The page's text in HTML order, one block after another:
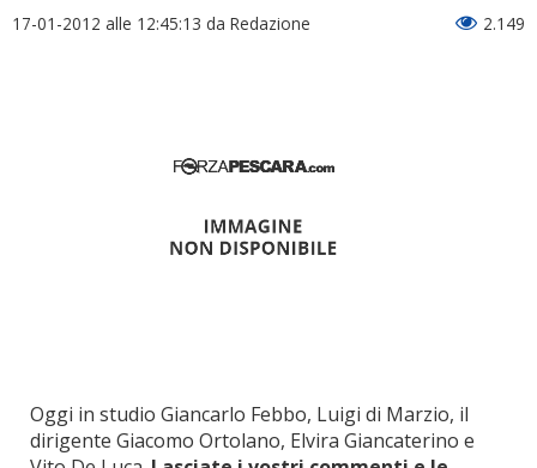
17-01-2012 alle 12:45:13 da Redazione 2.149
Oggi in studio Giancarlo Febbo, Luigi di Marzio, il
dirigente Giacomo Ortolano, Elvira Giancaterino e